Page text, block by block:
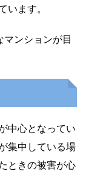
います。
ンションが目
中心となってい
集中している場
ときの被害が心